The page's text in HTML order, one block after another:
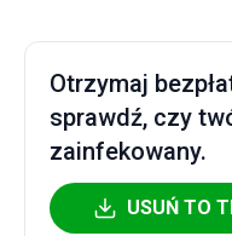
Otrzymaj
sprawdź, czy
zainfekowany.
USUŃ TO